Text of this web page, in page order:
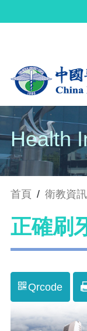
Health
首頁 / 衛教資訊
正確刷
Qrcode